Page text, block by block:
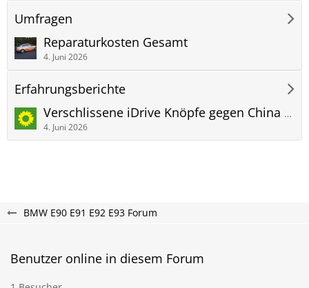
Umfragen
Reparaturkosten Gesamt
4. Juni 2026
Erfahrungsberichte
Verschlissene iDrive Knöpfe gegen China Ware getauscht.
4. Juni 2026
BMW E90 E91 E92 E93 Forum
Benutzer online in diesem Forum